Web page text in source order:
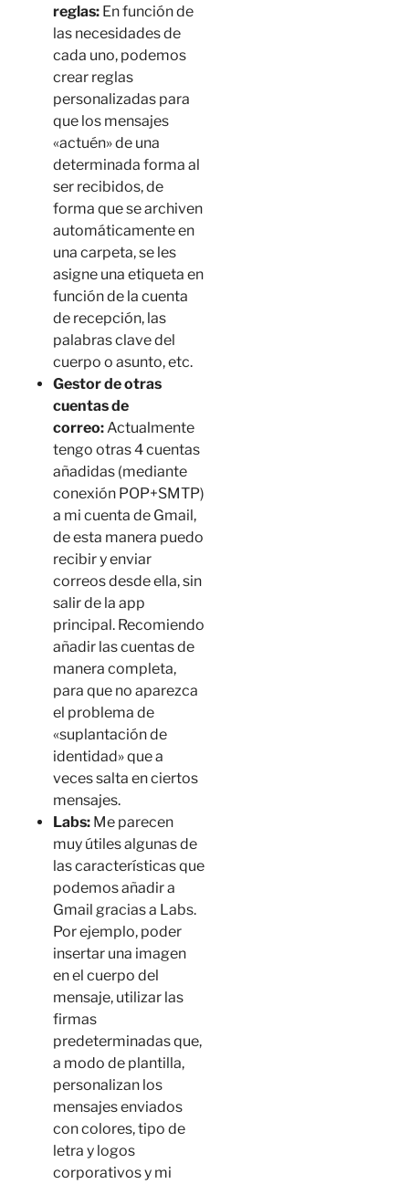
reglas: En función de
las necesidades de
cada uno, podemos
crear reglas
personalizadas para
que los mensajes
«actuén» de una
determinada forma al
ser recibidos, de
forma que se archiven
automáticamente en
una carpeta, se les
asigne una etiqueta en
función de la cuenta
de recepción, las
palabras clave del
cuerpo o asunto, etc.
Gestor de otras
cuentas de
correo:Actualmente
tengo otras 4 cuentas
añadidas (mediante
conexión POP+SMTP)
a mi cuenta de Gmail,
de esta manera puedo
recibir y enviar
correos desde ella, sin
salir de la app
principal. Recomiendo
añadir las cuentas de
manera completa,
para que no aparezca
el problema de
«suplantación de
identidad» que a
veces salta en ciertos
mensajes.
Labs:Me parecen
muy útiles algunas de
las características que
podemos añadir a
Gmail gracias a Labs.
Por ejemplo, poder
insertar una imagen
en el cuerpo del
mensaje, utilizar las
firmas
predeterminadas que,
a modo de plantilla,
personalizan los
mensajes enviados
con colores, tipo de
letra y logos
corporativos y mi